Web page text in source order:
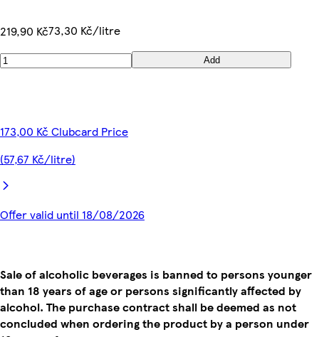
219,90 Kč73,30 Kč/litre
Add
173,00 Kč Clubcard Price
(57,67 Kč/litre)
Offer valid until 18/08/2026
Sale of alcoholic beverages is banned to persons younger
than 18 years of age or persons significantly affected by
alcohol. The purchase contract shall be deemed as not
concluded when ordering the product by a person under